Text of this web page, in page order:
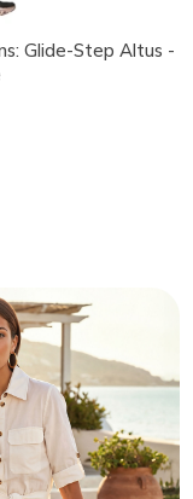
Glide-Step Altus -